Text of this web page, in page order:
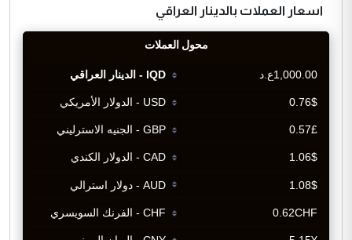
اسعار العملات بالدينار العراقي